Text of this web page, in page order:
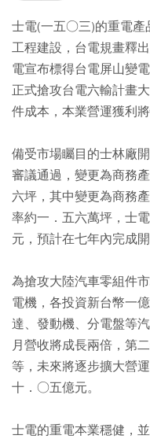
士電(一五○三)的重電產
工程建設，台電規畫釋
電宣布標得台電屏山變
正式搶攻台電六輸計畫
件成本，本業營運獲利將
備受市場矚目的士林廠
審議通過，變更為商務
六坪，其中變更為商務
率約一．五六萬坪，士
元，預計在七年內完成開
為搶攻大陸汽車零組件
電機，各投資新台幣一
達、發動機、分電盤等
月營收將成長兩倍，第
等，未來將逐步擴大營
十．○五億元。
士電的重電本業穩健，